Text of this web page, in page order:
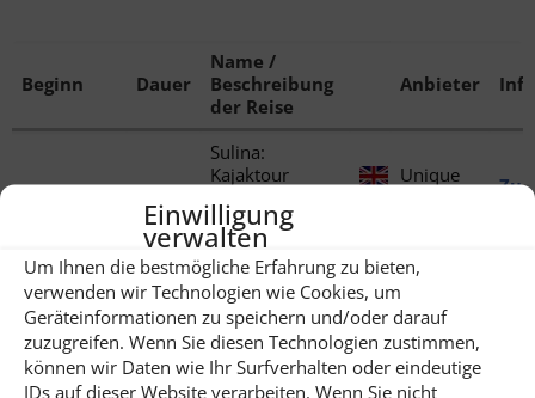
Einwilligung
verwalten
Um Ihnen die bestmögliche Erfahrung zu bieten,
verwenden wir Technologien wie Cookies, um
Geräteinformationen zu speichern und/oder darauf
zuzugreifen. Wenn Sie diesen Technologien zustimmen,
können wir Daten wie Ihr Surfverhalten oder eindeutige
IDs auf dieser Website verarbeiten. Wenn Sie nicht
Beginn Dauer
Name /
Beschreibung
der Reise
Anbieter Info
Sulina:
Kajaktour
Donaudelta mit
einem Guide
Unique
Jederzeit 6 Tage
Luxus
Weinreise zu
den TOP
Winzereien in
Rumänien – 5
DRS
Reisen
GmbH